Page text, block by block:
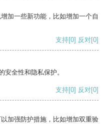
加一些新功能，比如增加一个自
支持[0] 反对[0]
全性和隐私保护。
支持[0] 反对[0]
加强防护措施，比如增加双重验